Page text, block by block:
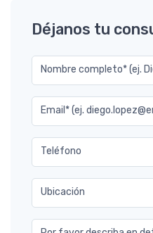
Déjanos tu
Nombre completo* (ej.
Email* (ej.
Teléfono
Ubicación